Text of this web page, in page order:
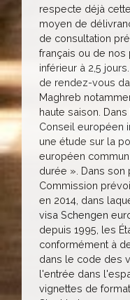
respecte déjà
moyen de
de consultation
français ou de nos
inférieur à 2,5
de rendez-vous
Maghreb
haute saison.
Conseil européen
une étude sur la
européen
durée ». Dans son
Commission
en 2014, dans
visa Schengen
depuis 1995, les
conformément à
dans le code des
l'entrée dans
vignettes de